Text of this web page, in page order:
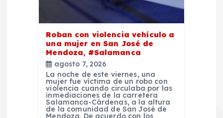
Roban con violencia vehículo a
una mujer en San José de
Mendoza, #Salamanca
agosto 7, 2026
La noche de este viernes, una
mujer fue víctima de un robo con
violencia cuando circulaba por las
inmediaciones de la carretera
Salamanca-Cárdenas, a la altura
de la comunidad de San José de
Mendoza. De acuerdo con los